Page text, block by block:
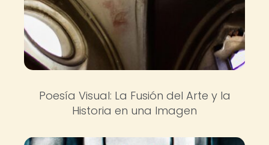
Poesía Visual: La Fusión del Arte y la
Historia en una Imagen